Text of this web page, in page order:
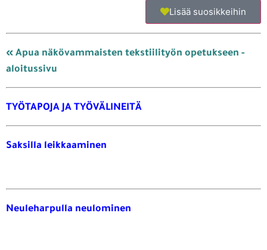
Lisää suosikkeihin
« Apua näkövammaisten tekstiilityön opetukseen -
aloitussivu
TYÖTAPOJA JA TYÖVÄLINEITÄ
Saksilla leikkaaminen
Neuleharpulla neulominen